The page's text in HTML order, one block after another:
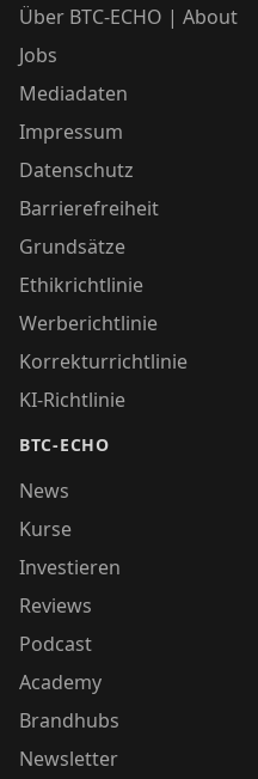
Über BTC-ECHO | About
Jobs
Mediadaten
Impressum
Datenschutz
Barrierefreiheit
Grundsätze
Ethikrichtlinie
Werberichtlinie
Korrekturrichtlinie
KI-Richtlinie
BTC-ECHO
News
Kurse
Investieren
Reviews
Podcast
Academy
Brandhubs
Newsletter